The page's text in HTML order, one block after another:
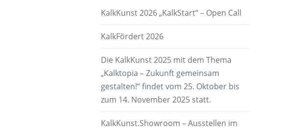
KalkKunst 2026 „KalkStart“ – Open Call
KalkFördert 2026
Die KalkKunst 2025 mit dem Thema
„Kalktopia – Zukunft gemeinsam
gestalten!“ findet vom 25. Oktober bis
zum 14. November 2025 statt.
KalkKunst.Showroom – Ausstellen im